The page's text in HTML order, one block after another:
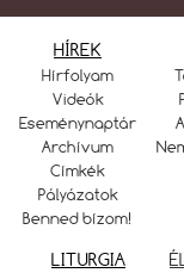
HÍREK
Hírfolyam
Videók
Eseménynaptár
Archívum
Címkék
Pályázatok
Benned bízom!
LITURGIA